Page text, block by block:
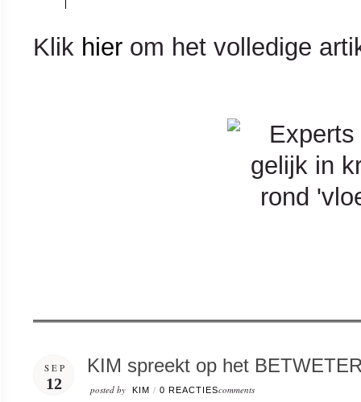
Klik hier om het volledige
SEP
12
KIM spreekt op het
posted by KIM / 0 REACTIEScomments